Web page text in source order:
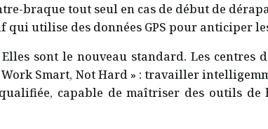
braque tout seul en cas de début de
utilise des données GPS pour anticiper
sont le nouveau standard. Les
Smart, Not Hard » : travailler
capable de maîtriser des outils